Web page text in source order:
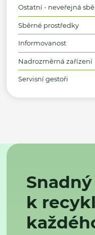
Ostatní - neveřejná
Sběrné prostředky
Informovanost
Nadrozměrná zařízení
Servisní gestoři
k